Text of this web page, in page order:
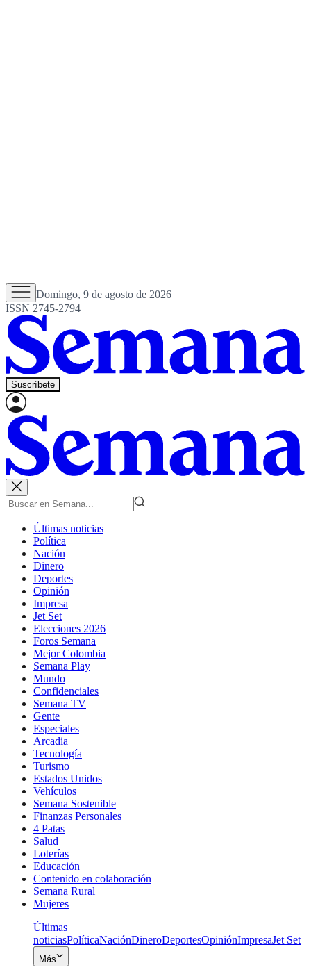
Domingo, 9 de agosto de 2026
ISSN 2745-2794
Suscríbete
Últimas noticias
Política
Nación
Dinero
Deportes
Opinión
Impresa
Jet Set
Elecciones 2026
Foros Semana
Mejor Colombia
Semana Play
Mundo
Confidenciales
Semana TV
Gente
Especiales
Arcadia
Tecnología
Turismo
Estados Unidos
Vehículos
Semana Sostenible
Finanzas Personales
4 Patas
Salud
Loterías
Educación
Contenido en colaboración
Semana Rural
Mujeres
Últimas
noticiasPolíticaNaciónDineroDeportesOpiniónImpresaJet Set
Más